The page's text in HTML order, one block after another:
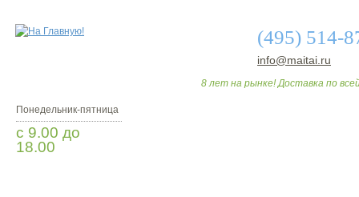
(495) 514-
info@maitai.ru
8 лет на рынке! Доставка по
Понедельник-пятница
с 9.00 до
18.00